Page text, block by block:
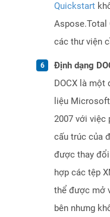
Quickstart
Aspose.Total
các thư viện
Định dạng
DOCX là một
liệu
2007 với việc
cấu trúc của
được thay
hợp các tệp
thể được mở
bên nhưng